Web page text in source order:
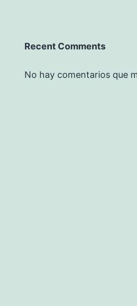
Recent Comments
No hay comentarios que